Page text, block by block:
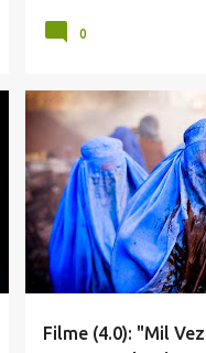
0
Filme (4.0): "Mil